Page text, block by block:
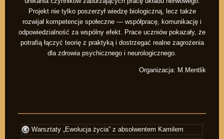
Projekt nie tylko poszerzył wiedzę biologiczną, lecz także
rozwijał kompetencje społeczne — współpracę, komunikację i
odpowiedzialność za wspólny efekt. Prace uczniów pokazały, że
potrafią łączyć teorię z praktyką i dostrzegać realne zagrożenia
dla zdrowia psychicznego i neurologicznego.
Organizacja: M.Mentlik
Warsztaty „Ewolucja życia” z absolwentem Kamilem